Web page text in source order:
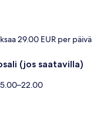
29.00 EUR per päivä
(jos saatavilla)